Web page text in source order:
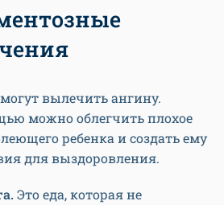
вылечить ангину.
можно облегчить плохое
ребенка и создать ему
для выздоровления.
Это еда, которая не